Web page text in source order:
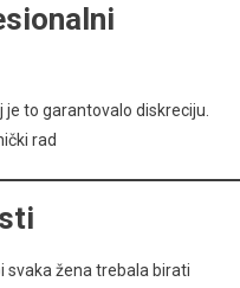
to garantovalo diskreciju.
rad
svaka žena trebala birati